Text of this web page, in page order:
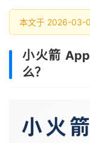
本文于 2026-03-
小火箭
么？